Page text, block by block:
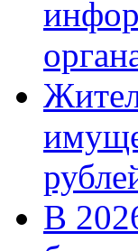
В